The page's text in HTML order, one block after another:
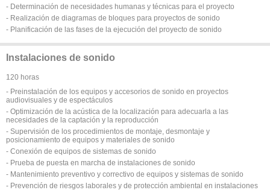
- Determinación de necesidades humanas y técnicas para el proyecto
- Realización de diagramas de bloques para proyectos de sonido
- Planificación de las fases de la ejecución del proyecto de sonido
Instalaciones de sonido
120 horas
- Preinstalación de los equipos y accesorios de sonido en proyectos
audiovisuales y de espectáculos
- Optimización de la acústica de la localización para adecuarla a las
necesidades de la captación y la reproducción
- Supervisión de los procedimientos de montaje, desmontaje y
posicionamiento de equipos y materiales de sonido
- Conexión de equipos de sistemas de sonido
- Prueba de puesta en marcha de instalaciones de sonido
- Mantenimiento preventivo y correctivo de equipos y sistemas de sonido
- Prevención de riesgos laborales y de protección ambiental en instalaciones